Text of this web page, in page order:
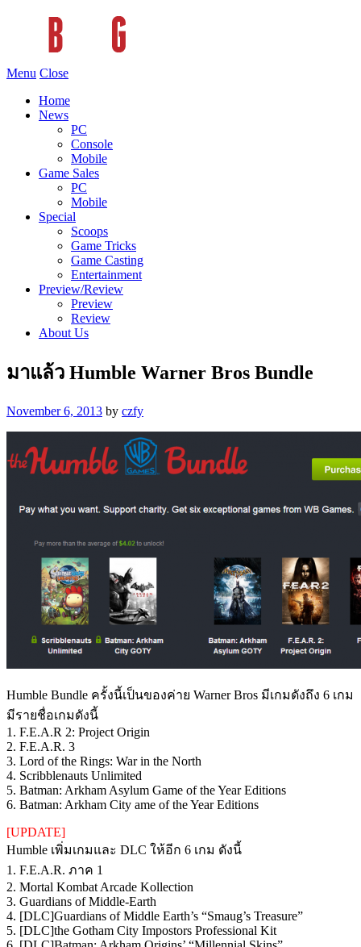
Menu Close
Home
News
PC
Console
Mobile
Game Sales
PC
Mobile
Special
Scoops
Game Tricks
Game Casting
Entertainment
Preview/Review
Preview
Review
About Us
มาแล้ว Humble Warner Bros Bundle
November 6, 2013 by czfy
Humble Bundle ครั้งนี้เป็นของค่าย Warner Bros มีเกมดังถึง 6 เกม
มีรายชื่อเกมดังนี้
1. F.E.A.R 2: Project Origin
2. F.E.A.R. 3
3. Lord of the Rings: War in the North
4. Scribblenauts Unlimited
5. Batman: Arkham Asylum Game of the Year Editions
6. Batman: Arkham City ame of the Year Editions
[UPDATE]
Humble เพิ่มเกมและ DLC ให้อีก 6 เกม ดังนี้
1. F.E.A.R. ภาค 1
2. Mortal Kombat Arcade Kollection
3. Guardians of Middle-Earth
4. [DLC]Guardians of Middle Earth’s “Smaug’s Treasure”
5. [DLC]the Gotham City Impostors Professional Kit